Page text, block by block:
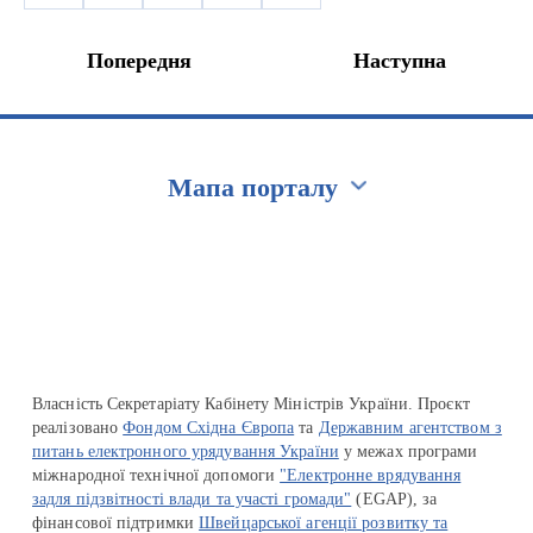
Попередня Наступна
Мапа порталу
Власність Секретаріату Кабінету Міністрів України. Проєкт
реалізованоФондом Східна Європа та Державним агентством з
питань електронного урядування України у межах програми
міжнародної технічної допомоги "Електронне врядування
задля підзвітності влади та участі громади" (EGAP), за
фінансової підтримкиШвейцарської агенції розвитку та